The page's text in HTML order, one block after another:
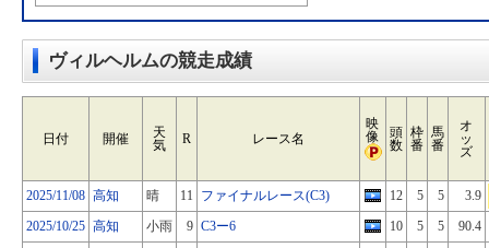
ヴィルヘルムの競走成績
日付 開催
天
気
R レース名
映
像
頭
数
枠
番
馬
番
オ
ッ
ズ
2025/11/08 高知 晴 11 ファイナルレース(C3) 12 5 5
3.9
2025/10/25 高知 小雨 9 C3ー6 10 5 5
90.4